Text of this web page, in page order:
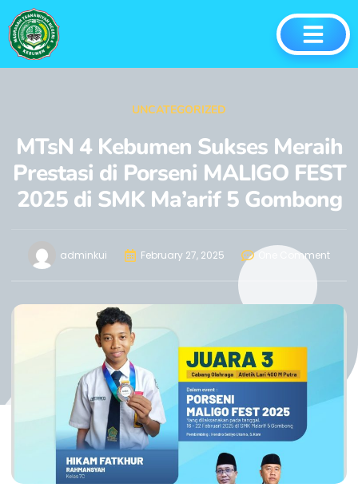
UNCATEGORIZED
MTsN 4 Kebumen Sukses Meraih
Prestasi di Porseni MALIGO FEST
2025 di SMK Ma’arif 5 Gombong
adminkui February 27, 2025 One Comment